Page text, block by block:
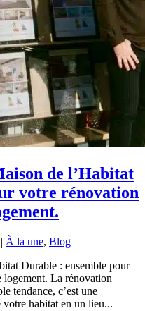
de l’Habitat
votre rénovation
| À la une, Blog
Durable : ensemble pour
logement. La rénovation
tendance, c’est une
votre habitat en un lieu...